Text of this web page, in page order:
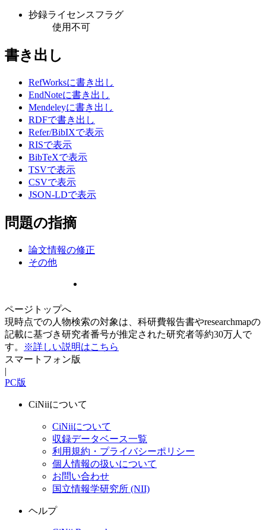
抄録ライセンスフラグ
使用不可
書き出し
RefWorksに書き出し
EndNoteに書き出し
Mendeleyに書き出し
RDFで書き出し
Refer/BibIXで表示
RISで表示
BibTeXで表示
TSVで表示
CSVで表示
JSON-LDで表示
問題の指摘
論文情報の修正
その他
ページトップへ
現時点での人物検索の対象は、科研費報告書やresearchmapの
記載に基づき研究者番号が推定された研究者等約30万人で
す。
※詳しい説明はこちら
スマートフォン版
|
PC版
CiNiiについて
CiNiiについて
収録データベース一覧
利用規約・プライバシーポリシー
個人情報の扱いについて
お問い合わせ
国立情報学研究所 (NII)
ヘルプ